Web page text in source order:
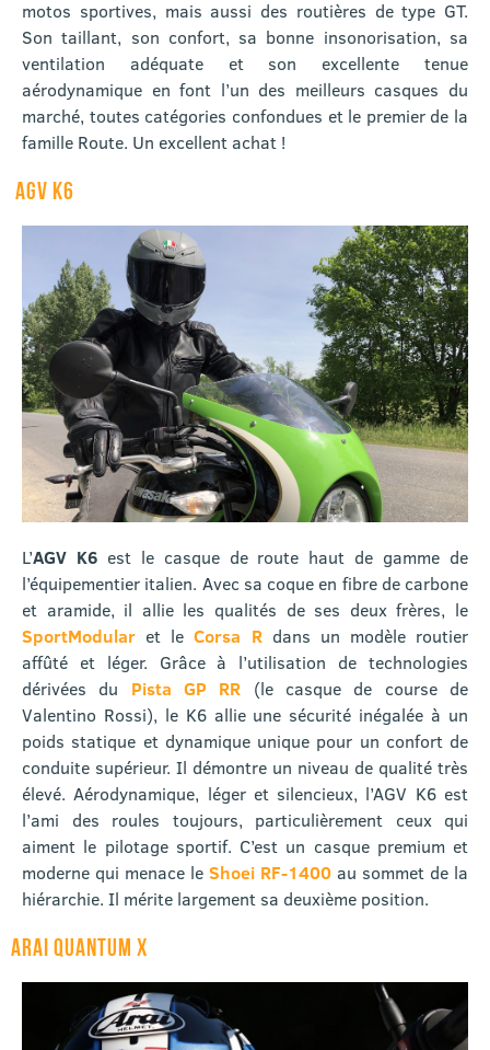
motos sportives, mais aussi des routières de type GT.
Son taillant, son confort, sa bonne insonorisation, sa
ventilation adéquate et son excellente tenue
aérodynamique en font l’un des meilleurs casques du
marché, toutes catégories confondues et le premier de la
famille Route. Un excellent achat !
AGV K6
L’AGV K6est le casque de route haut de gamme de
l’équipementier italien. Avec sa coque en fibre de carbone
et aramide, il allie les qualités de ses deux frères, le
SportModular et leCorsa Rdans un modèle routier
affûté et léger. Grâce à l’utilisation de technologies
dérivées du Pista GP RR (le casque de course de
Valentino Rossi), le K6 allie une sécurité inégalée à un
poids statique et dynamique unique pour un confort de
conduite supérieur. Il démontre un niveau de qualité très
élevé. Aérodynamique, léger et silencieux, l’AGV K6 est
l’ami des roules toujours, particulièrement ceux qui
aiment le pilotage sportif. C’est un casque premium et
moderne qui menace le Shoei RF-1400 au sommet de la
hiérarchie. Il mérite largement sa deuxième position.
ARAI QUANTUM X